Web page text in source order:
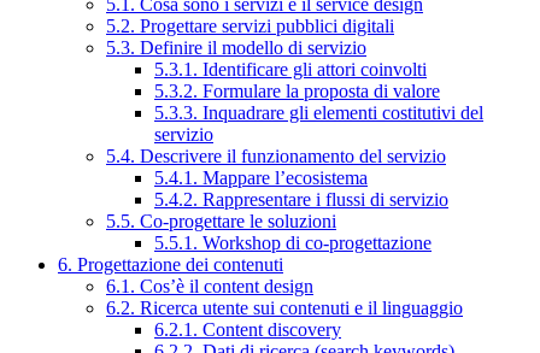
5.2. Progettare servizi pubblici digitali
5.3. Definire il modello di servizio
5.3.1. Identificare gli attori coinvolti
5.3.2. Formulare la proposta di valore
5.3.3. Inquadrare gli elementi costitutivi del
servizio
5.4. Descrivere il funzionamento del servizio
5.4.1. Mappare l’ecosistema
5.4.2. Rappresentare i flussi di servizio
5.5. Co-progettare le soluzioni
5.5.1. Workshop di co-progettazione
6. Progettazione dei contenuti
6.1. Cos’è il content design
6.2. Ricerca utente sui contenuti e il linguaggio
6.2.1. Content discovery